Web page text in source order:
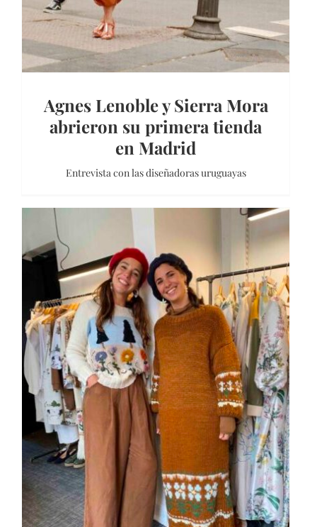
Agnes Lenoble y Sierra Mora
abrieron su primera tienda
en Madrid
Entrevista con las diseñadoras uruguayas